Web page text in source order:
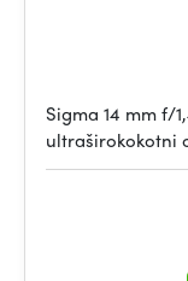
Sigma 14 mm f/
ultraširokokotni